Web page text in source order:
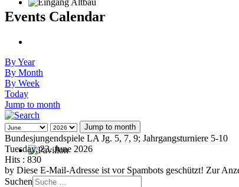
Events Calendar
By Year
By Month
By Week
Today
Jump to month
Jump to month
Bundesjungendspiele LA Jg. 5, 7, 9; Jahrgangsturniere 5-10
Tuesday, 23. June 2026
Hits : 830
by Diese E-Mail-Adresse ist vor Spambots geschützt! Zur
Suchen